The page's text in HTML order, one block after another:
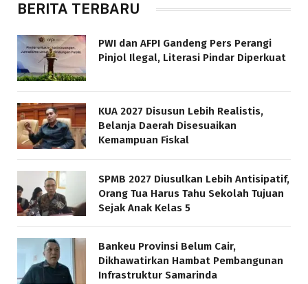
BERITA TERBARU
PWI dan AFPI Gandeng Pers Perangi
Pinjol Ilegal, Literasi Pindar Diperkuat
KUA 2027 Disusun Lebih Realistis,
Belanja Daerah Disesuaikan
Kemampuan Fiskal
SPMB 2027 Diusulkan Lebih Antisipatif,
Orang Tua Harus Tahu Sekolah Tujuan
Sejak Anak Kelas 5
Bankeu Provinsi Belum Cair,
Dikhawatirkan Hambat Pembangunan
Infrastruktur Samarinda